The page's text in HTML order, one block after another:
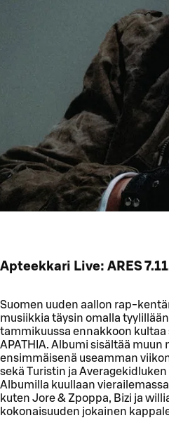
Apteekkari Live: ARES
Suomen uuden aallon rap-
musiikkia täysin omalla
tammikuussa ennakkoon
APATHIA. Albumi sisältää
ensimmäisenä useamman
sekä Turistin ja
Albumilla kuullaan
kuten Jore & Zpoppa, Bizi ja
kokonaisuuden jokainen